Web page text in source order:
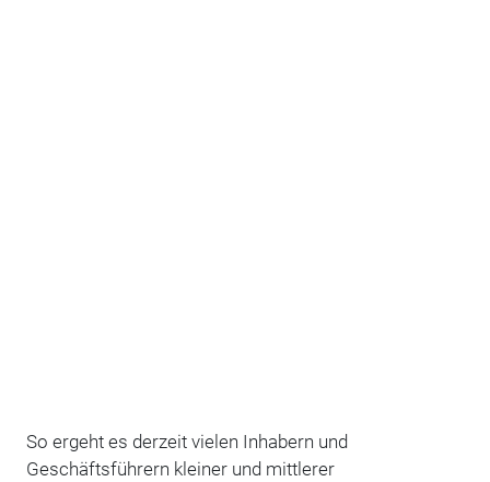
So ergeht es derzeit vielen Inhabern und
Geschäftsführern kleiner und mittlerer